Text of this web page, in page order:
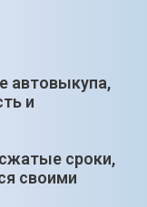
автовыкупа,
и
сроки,
своими